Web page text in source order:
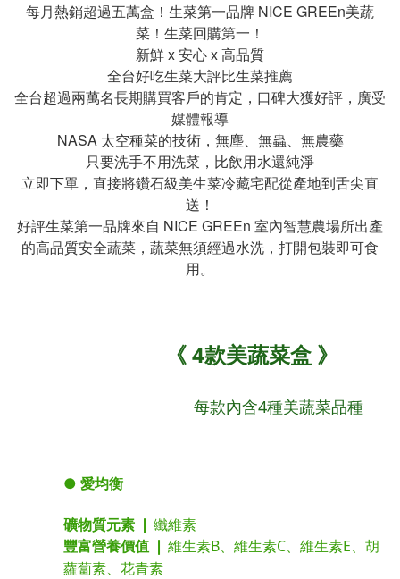
每月熱銷超過五萬盒！生菜第一品牌 NICE GREEn美蔬
菜！生菜回購第一！
新鮮 x 安心 x 高品質
全台好吃生菜大評比生菜推薦
全台超過兩萬名長期購買客戶的肯定，口碑大獲好評，廣受
媒體報導
NASA 太空種菜的技術，無塵、無蟲、無農藥
只要洗手不用洗菜，比飲用水還純淨
立即下單，直接將鑽石級美生菜冷藏宅配從產地到舌尖直
送！
好評生菜第一品牌來自 NICE GREEn 室內智慧農場所出產
的高品質安全蔬菜，蔬菜無須經過水洗，打開包裝即可食
用。
《 4款美蔬菜盒 》
每款內含4種美蔬菜品種
● 愛均衡
礦物質元素 ❘ 纖維素
豐富營養價值 ❘ 維生素B 維生素C 維生素E
胡
蘿蔔素
花青素